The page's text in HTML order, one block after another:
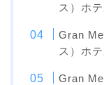
ス）ホ
Gran
ス）ホ
Gran